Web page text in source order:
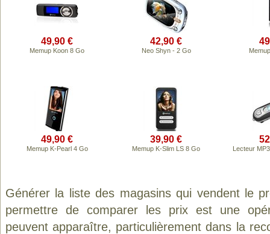
49,90 €
Memup Koon 8 Go
42,90 €
Neo Shyn - 2 Go
49,90 €
Memup K-Pearl 4 Go
39,90 €
Memup K-Slim LS 8 Go Lecteur
Générer la liste des magasins qui vendent le
permettre de comparer les prix est une
peuvent apparaître, particulièrement dans la